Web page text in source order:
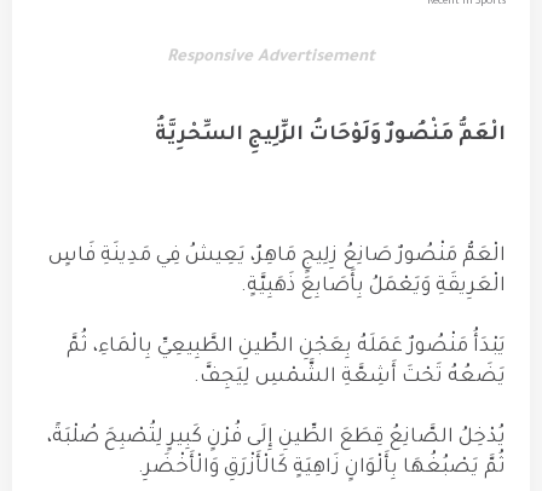
Recent in Sports
Responsive Advertisement
الْعَمُّ مَنْصُورٌ وَلَوْحَاتُ الزِّلِيجِ السِّحْرِيَّةُ
الْعَمُّ مَنْصُورٌ صَانِعُ زِلِيجٍ مَاهِرٌ، يَعِيشُ فِي مَدِينَةِ فَاسٍ
الْعَرِيقَةِ وَيَعْمَلُ بِأَصَابِعَ ذَهَبِيَّةٍ.
يَبْدَأُ مَنْصُورٌ عَمَلَهُ بِعَجْنِ الطِّينِ الطَّبِيعِيِّ بِالْمَاءِ، ثُمَّ
يَضَعُهُ تَحْتَ أَشِعَّةِ الشَّمْسِ لِيَجِفَّ.
يُدْخِلُ الصَّانِعُ قِطَعَ الطِّينِ إِلَى فُرْنٍ كَبِيرٍ لِتُصْبِحَ صُلْبَةً،
ثُمَّ يَصْبُغُهَا بِأَلْوَانٍ زَاهِيَةٍ كَالْأَزْرَقِ وَالْأَخْضَرِ.